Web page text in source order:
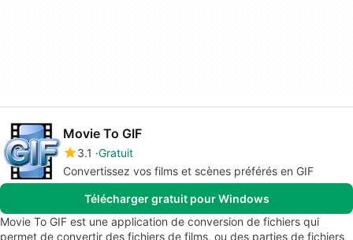
Movie To GIF
3.1 Gratuit
Convertissez vos films et scènes préférés en GIF
Télécharger gratuit pour Windows
Movie To GIF est une application de conversion de fichiers qui
permet de convertir des fichiers de films, ou des parties de fichiers